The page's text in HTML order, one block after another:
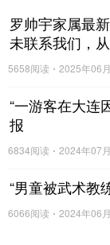
罗帅宇家属最
未联系我们，
有什么进展
5658阅读 2025年06
“一游客在大连
报
6834阅读 2024年07
“男童被武术教
6066阅读 2024年06